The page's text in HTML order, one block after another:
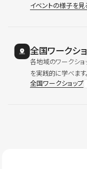
イベントの様子を見
全国ワークシ
各地域のワークショ
を実践的に学べます。
全国ワークショップ